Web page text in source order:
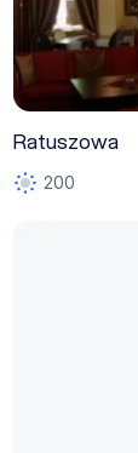
Ratuszowa
200